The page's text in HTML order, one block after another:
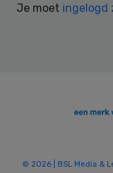
Je moet ingelogd
© 2026 | BSL Media &